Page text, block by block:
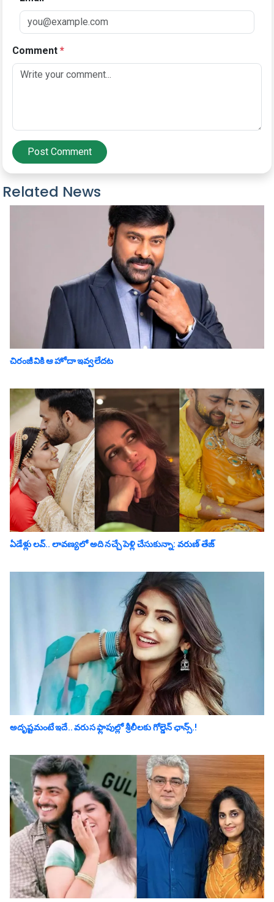
Comment *
Post Comment
Related News
చిరంజీవికి ఆ హోదా ఇవ్వలేదట
ఏడేళ్లు ల‌వ్‌.. లావ‌ణ్య‌లో అది న‌చ్చే పెళ్లి చేసుకున్నా: వ‌రుణ్ తేజ్‌
అదృష్టమంటే ఇదే.. వ‌రుస ఫ్లాపుల్లో శ్రీ‌లీల‌కు గోల్డెన్ ఛాన్స్‌.!